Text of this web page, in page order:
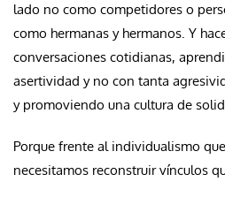
lado no como competidores o
como hermanas y hermanos. Y
conversaciones cotidianas,
asertividad y no con tanta
y promoviendo una cultura de
Porque frente al individualismo
necesitamos reconstruir vínculos